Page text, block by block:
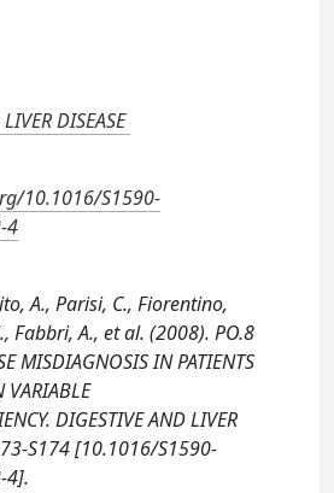
DISEASE
10.1016/S1590-
4
A., Parisi, C., Fiorentino,
Fabbri, A., et al. (2008). PO.8
MISDIAGNOSIS IN PATIENTS
DIGESTIVE AND LIVER
S174 [10.1016/S1590-
4].